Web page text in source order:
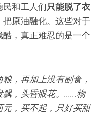
和工人们只能脱了衣
把原油融化。这些对于
，真正难忍的是一个
，再加上没有副食，
飘，头昏眼花。……物
，买不起，只好买甜